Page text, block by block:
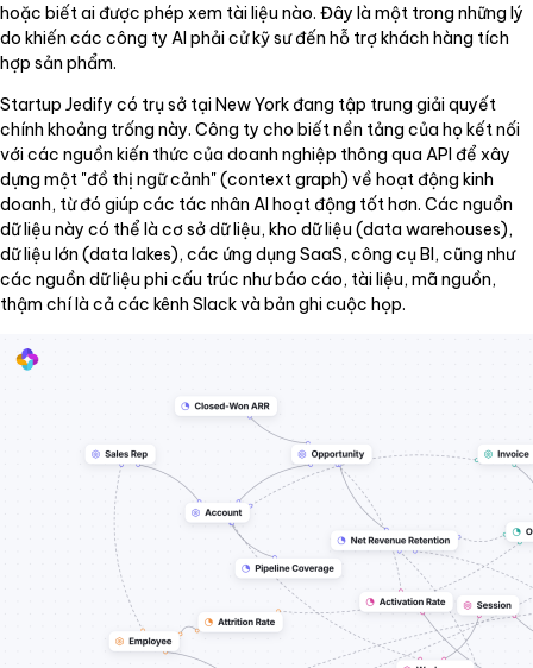
hoặc biết ai được phép xem tài liệu nào. Đây là một trong những lý
do khiến các công ty AI phải cử kỹ sư đến hỗ trợ khách hàng tích
hợp sản phẩm.
Startup Jedify có trụ sở tại New York đang tập trung giải quyết
chính khoảng trống này. Công ty cho biết nền tảng của họ kết nối
với các nguồn kiến thức của doanh nghiệp thông qua API để xây
dựng một "đồ thị ngữ cảnh" (context graph) về hoạt động kinh
doanh, từ đó giúp các tác nhân AI hoạt động tốt hơn. Các nguồn
dữ liệu này có thể là cơ sở dữ liệu, kho dữ liệu (data warehouses),
dữ liệu lớn (data lakes), các ứng dụng SaaS, công cụ BI, cũng như
các nguồn dữ liệu phi cấu trúc như báo cáo, tài liệu, mã nguồn,
thậm chí là cả các kênh Slack và bản ghi cuộc họp.